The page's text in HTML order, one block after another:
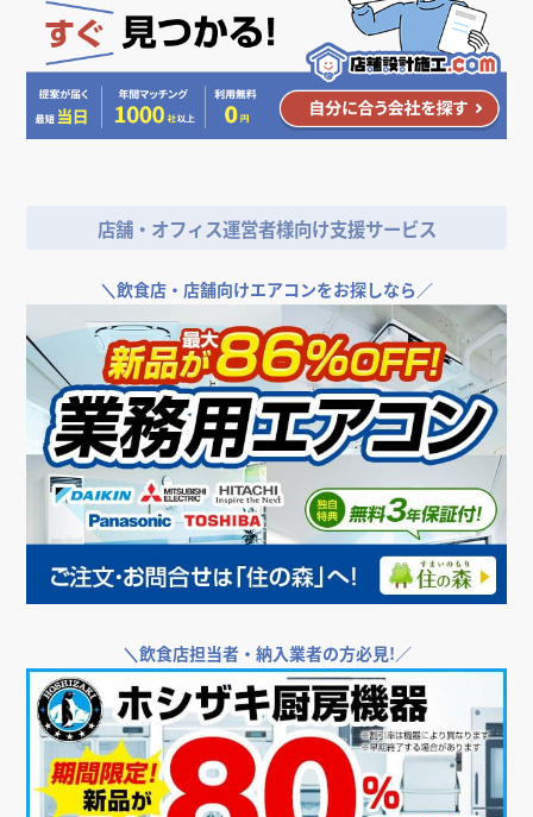
人気のデザイン・キーワードから探す
店舗・オフィス運営者様向け支援サービス
＼ 飲食店・店舗向けエアコンをお探しなら／